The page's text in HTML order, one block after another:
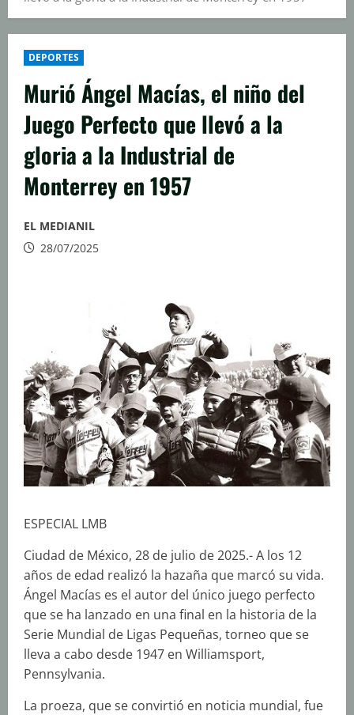
DEPORTES
Murió Ángel Macías, el niño del
Juego Perfecto que llevó a la
gloria a la Industrial de
Monterrey en 1957
EL MEDIANIL
28/07/2025
ESPECIAL LMB
Ciudad de México, 28 de julio de 2025.- A los 12
años de edad realizó la hazaña que marcó su vida.
Ángel Macías es el autor del único juego perfecto
que se ha lanzado en una final en la historia de la
Serie Mundial de Ligas Pequeñas, torneo que se
lleva a cabo desde 1947 en Williamsport,
Pennsylvania.
La proeza, que se convirtió en noticia mundial, fue